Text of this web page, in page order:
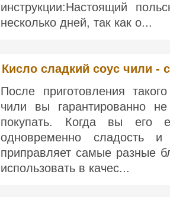
инструкции:Настоящий
несколько дней, так как о...
Кисло сладкий соус чили -
После приготовления
чили вы гарантированно
покупать. Когда вы его
одновременно сладость и
приправляет самые разные
использовать в качес...